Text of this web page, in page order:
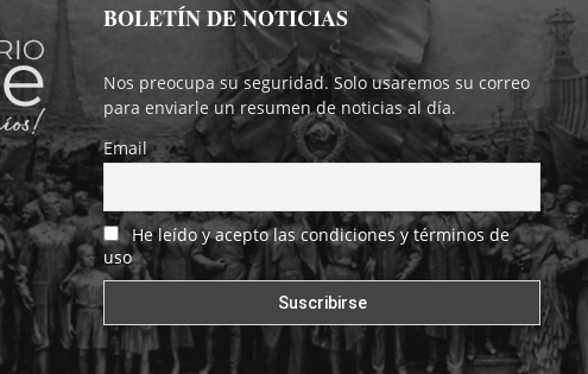
BOLETÍN DE NOTICIAS
Nos preocupa su seguridad. Solo usaremos su correo
para enviarle un resumen de noticias al día.
Email
He leído y acepto las condiciones y términos de
uso